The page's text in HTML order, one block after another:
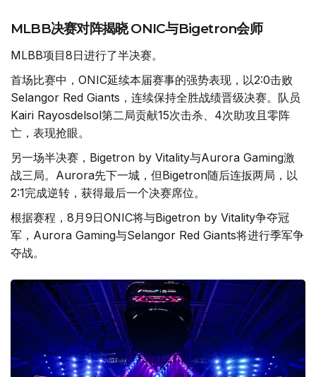
MLBB决赛对阵揭晓 ONIC与Bigetron会师
MLBB项目8日进行了半决赛。
首场比赛中，ONIC延续本届赛事的强势表现，以2:0击败
Selangor Red Giants，连续保持全胜战绩晋级决赛。队员
Kairi Rayosdelsol第二局贡献15次击杀、4次助攻且零阵
亡，表现抢眼。
另一场半决赛，Bigetron by Vitality与Aurora Gaming激
战三局。Aurora先下一城，但Bigetron随后连扳两局，以
2:1完成逆转，获得最后一个决赛席位。
根据赛程，8月9日ONIC将与Bigetron by Vitality争夺冠
军，Aurora Gaming与Selangor Red Giants将进行季军争
夺战。